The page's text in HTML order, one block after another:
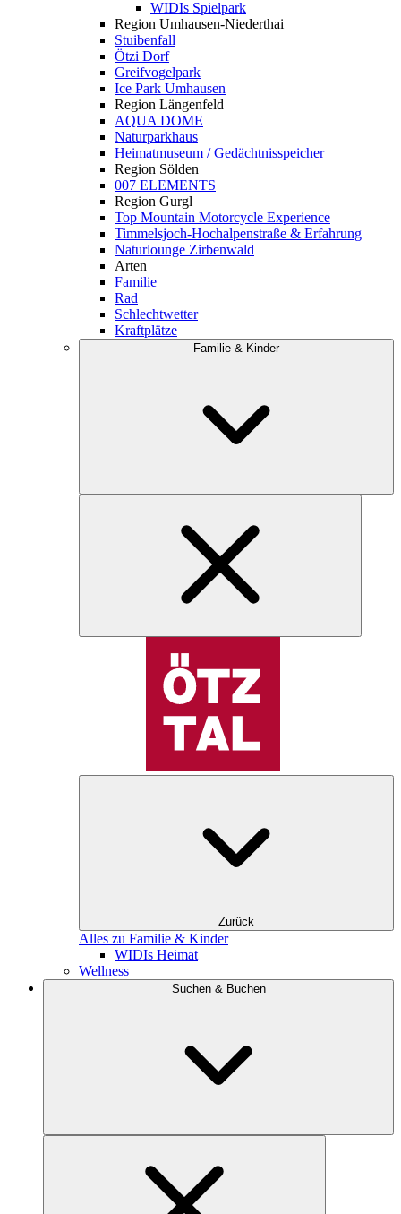
WIDIs Spielpark
Region Umhausen-Niederthai
Stuibenfall
Ötzi Dorf
Greifvogelpark
Ice Park Umhausen
Region Längenfeld
AQUA DOME
Naturparkhaus
Heimatmuseum / Gedächtnisspeicher
Region Sölden
007 ELEMENTS
Region Gurgl
Top Mountain Motorcycle Experience
Timmelsjoch-Hochalpenstraße & Erfahrung
Naturlounge Zirbenwald
Arten
Familie
Rad
Schlechtwetter
Kraftplätze
Familie & Kinder
Zurück
Alles zu Familie & Kinder
WIDIs Heimat
Wellness
Suchen & Buchen